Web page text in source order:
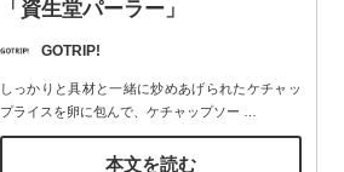
「資生堂パーラー」
GOTRIP!
しっかりと具材と一緒に炒めあげられたケチャッ
プライスを卵に包んで、ケチャップソー
本文を読む